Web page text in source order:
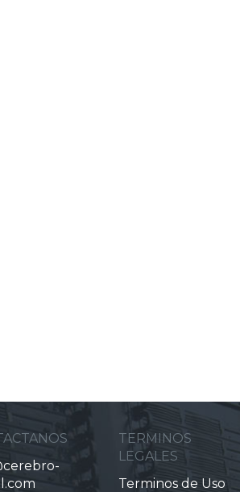
TERMINOS
LEGALES
Terminos de Uso